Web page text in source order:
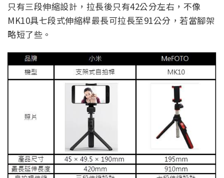
只有三段伸縮設計，拉長後只有42公分左右，不像
MK10具七段式伸縮桿最長可拉長至91公分，若當腳架
略短了些。